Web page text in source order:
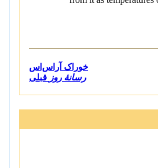
خوراک آراس‌اس
رسانهٔ روز قبلی